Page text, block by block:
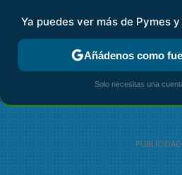
FISCALIDAD Y CONTABILIDAD
Ya puedes ver más de Pymes
Añádenos como
Solo necesitas una